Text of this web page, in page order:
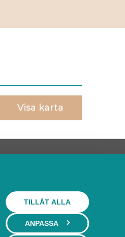
TILLÅT ALLA
ANPASSA
Visa karta